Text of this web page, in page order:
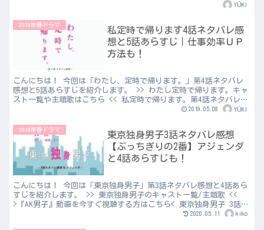
YŪKI
2019年春ドラマ
私定時で帰ります4話ネタバレ感
想と5話あらすじ｜仕事効率ＵＰ
方法も！
こんにちは！ 今回は「わたし、定時で帰ります。」第4話ネタバレ
感想と5話あらすじを紹介します。 >> わたし定時で帰ります。キャ
スト一覧や主題歌はこちら << 私定時で帰ります。第4話ネタバレ
（わた定） ランダ―スポーツ社との仕事の際に、...2019.05.08 YŪKI
2019年春ドラマ
東京独身男子3話ネタバレ感想
【ぶっちぎりの2番】アジェンダ
と4話あらすじも！
こんにちは！ 今回は「東京独身男子」第3話ネタバレ感想と4話あら
すじを紹介します。 >> 東京独身男子のキャスト一覧/主題歌 <<
>『AK男子』動画を今すぐ視聴する方はこちら< 東京独身男子 3話
2020.05.11 kiko